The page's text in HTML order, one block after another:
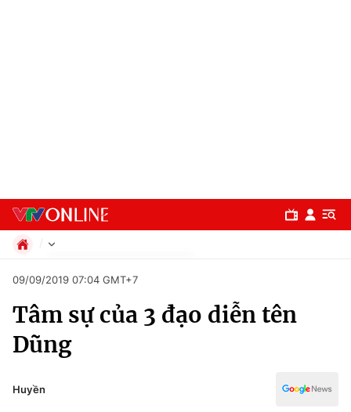
Chuyên mục
Chính trị
Xã hội
Xã hội
Pháp luật
Kinh tế
Thể thao
09/09/2019 07:04 GMT+7
Tâm sự của 3 đạo diễn tên
Dũng
Huyền